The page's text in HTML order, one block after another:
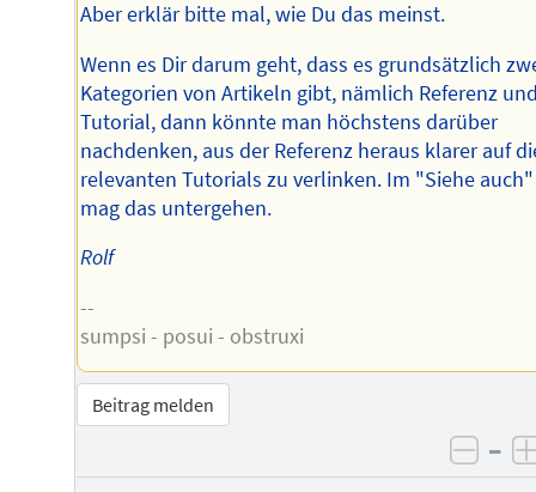
Aber erklär bitte mal, wie Du das meinst.
Wenn es Dir darum geht, dass es grundsätzlich
Kategorien von Artikeln gibt, nämlich Referenz
Tutorial, dann könnte man höchstens darüber
nachdenken, aus der Referenz heraus klarer auf
relevanten Tutorials zu verlinken. Im "Siehe auch"
mag das untergehen.
Rolf
--
sumpsi - posui - obstruxi
Beitrag melden
–